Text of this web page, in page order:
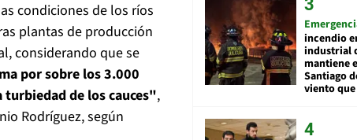
condiciones de los ríos
plantas de producción
considerando que se
por sobre los 3.000
de los cauces",
Rodríguez, según
incendio
industrial
mantiene
Santiago
viento que